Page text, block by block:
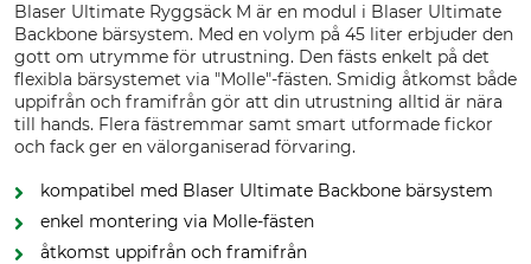
Blaser Ultimate Ryggsäck M är en modul i Blaser Ultimate
Backbone bärsystem. Med en volym på 45 liter erbjuder den
gott om utrymme för utrustning. Den fästs enkelt på det
flexibla bärsystemet via "Molle"-fästen. Smidig åtkomst både
uppifrån och framifrån gör att din utrustning alltid är nära
till hands. Flera fästremmar samt smart utformade fickor
och fack ger en välorganiserad förvaring.
kompatibel med Blaser Ultimate Backbone bärsystem
enkel montering via Molle-fästen
åtkomst uppifrån och framifrån